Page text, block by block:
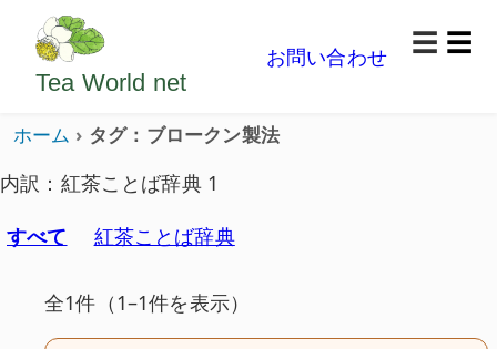
ようこそいらっしゃいました。どうぞごゆっくり楽
Tea World net
お問い合わせ
☰
ホーム タグ：ブロークン製法
内訳：紅茶ことば辞典 1
すべて
紅茶ことば辞典
全1件（1–1件を表示）